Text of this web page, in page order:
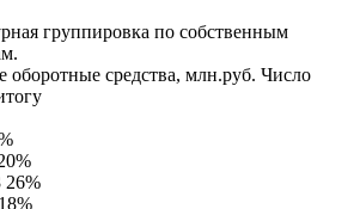
группировка по собственным
оборотные средства, млн.руб. Число
26%